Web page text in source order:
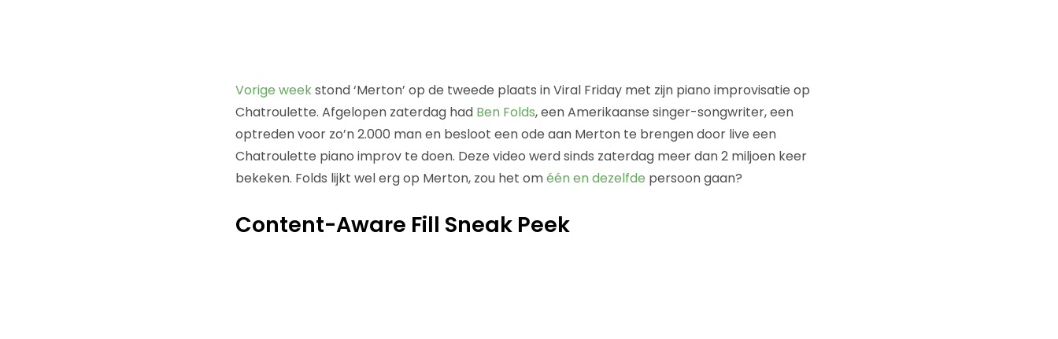
Vorige weekstond ‘Merton’ op de tweede plaats in Viral Friday met zijn piano improvisatie op
Chatroulette. Afgelopen zaterdag had Ben Folds, een Amerikaanse singer-songwriter, een
optreden voor zo’n 2.000 man en besloot een ode aan Merton te brengen door live een
Chatroulette piano improv te doen. Deze video werd sinds zaterdag meer dan 2 miljoen keer
bekeken. Folds lijkt wel erg op Merton, zou het oméén en dezelfde persoon gaan?
Content-Aware Fill Sneak Peek